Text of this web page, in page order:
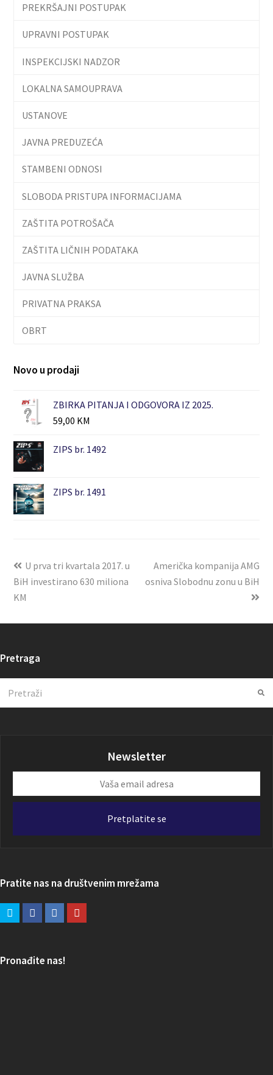
PREKRŠAJNI POSTUPAK
UPRAVNI POSTUPAK
INSPEKCIJSKI NADZOR
LOKALNA SAMOUPRAVA
USTANOVE
JAVNA PREDUZEĆA
STAMBENI ODNOSI
SLOBODA PRISTUPA INFORMACIJAMA
ZAŠTITA POTROŠAČA
ZAŠTITA LIČNIH PODATAKA
JAVNA SLUŽBA
PRIVATNA PRAKSA
OBRT
Novo u prodaji
ZBIRKA PITANJA I ODGOVORA IZ 2025.
59,00 KM
ZIPS br. 1492
ZIPS br. 1491
U prva tri kvartala 2017. u
BiH investirano 630 miliona
KM
Američka kompanija AMG
osniva Slobodnu zonu u BiH
Pretraga
Newsletter
email
Pretplatite se
Pratite nas na društvenim mrežama
Pronađite nas!